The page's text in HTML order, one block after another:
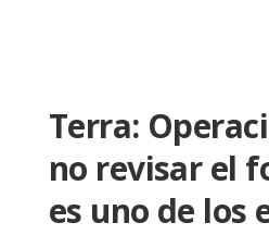
Terra:
no revisar el
es uno de los